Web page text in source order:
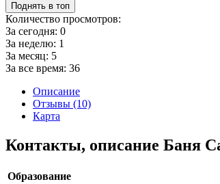
Поднять в топ
Количество просмотров:
За сегодня: 0
За неделю: 1
За месяц: 5
За все время: 36
Описание
Отзывы (10)
Карта
Контакты, описание Баня
Образование